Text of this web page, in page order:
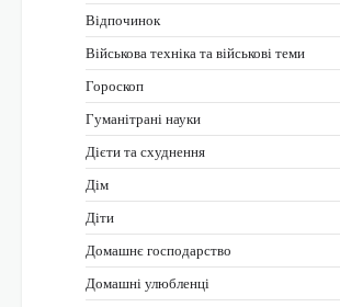
Відпочинок
Військова техніка та військові теми
Гороскоп
Гуманітрані науки
Дієти та схуднення
Дім
Діти
Домашнє господарство
Домашні улюбленці